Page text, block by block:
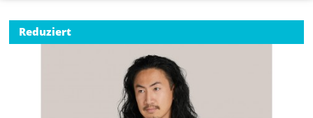
Reduziert